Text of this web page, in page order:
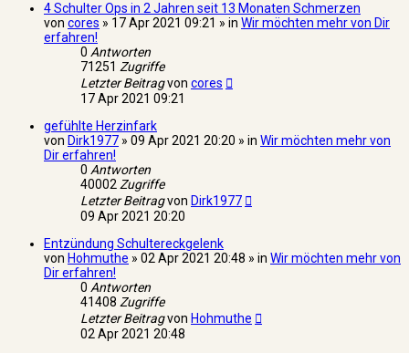
4 Schulter Ops in 2 Jahren seit 13 Monaten Schmerzen
von cores » 17 Apr 2021 09:21 » in Wir möchten mehr von Dir
erfahren!
0 Antworten
71251 Zugriffe
Letzter Beitragvon cores
17 Apr 2021 09:21
gefühlte Herzinfark
von Dirk1977 » 09 Apr 2021 20:20 » in Wir möchten mehr von
Dir erfahren!
0 Antworten
40002Zugriffe
Letzter Beitragvon Dirk1977
09 Apr 2021 20:20
Entzündung Schultereckgelenk
von Hohmuthe » 02 Apr 2021 20:48 » in Wir möchten mehr von
Dir erfahren!
0 Antworten
41408 Zugriffe
Letzter Beitragvon Hohmuthe
02 Apr 2021 20:48